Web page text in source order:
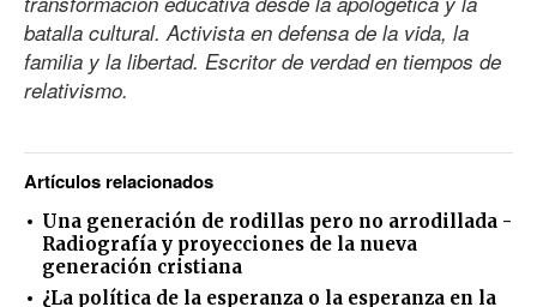
batalla cultural. Activista en defensa de la vida, la
familia y la libertad. Escritor de verdad en tiempos de
relativismo.
Artículos relacionados
Una generación de rodillas pero no arrodillada -
Radiografía y proyecciones de la nueva
generación cristiana
¿La política de la esperanza o la esperanza en la